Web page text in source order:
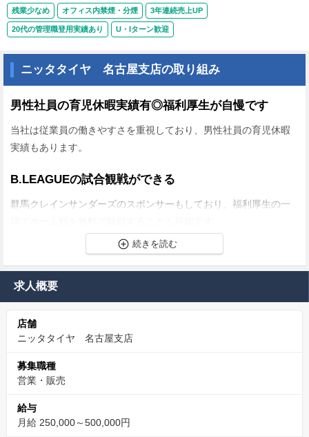
残業少なめ オフィス内禁煙・分煙 3年連続売上UP
20代の管理職登用実績あり U・Iターン歓迎
ニッタタイヤ 名古屋支店の取り組み
男性社員の育児休暇実績有◎福利厚生が自慢です
当社は従業員の働きやすさを重視しており、男性社員の育児休暇
実績もあります。
B.LEAGUEの試合観戦ができる
群馬クレインサンダーズのスポンサーもしており、福利厚生の一
日曜・祝日が固定休み、プライベートも充実
当社では福利厚生として日曜日と祝日が固定休。
ワークライフバランスを重視する方に最適な環境です。
タイヤのプロになれる環境
とが学べ、タイヤのプロフェッショナルになることができます!
カジュアル面談も実施中、転職に迷われている方もご
相談ください
求人概要
店舗
ニッタタイヤ 名古屋支店
募集職種
営業・販売
給与
月給 250,000～500,000円